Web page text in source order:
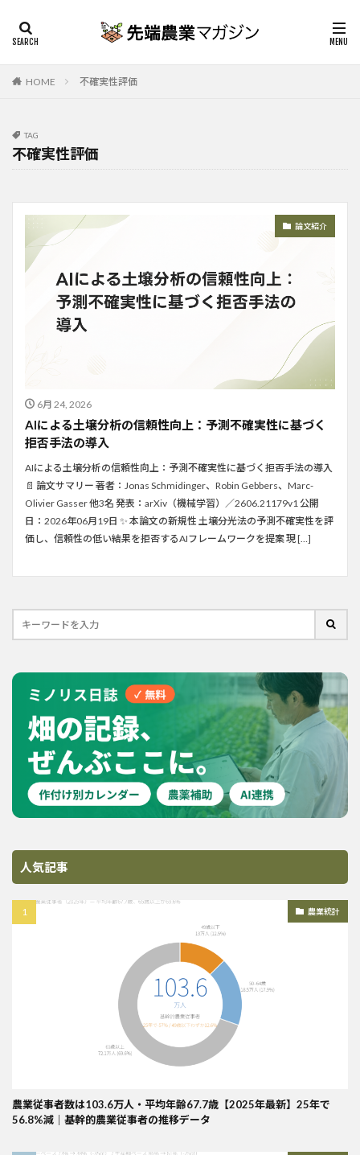
HOME 不確実性評価
TAG
不確実性評価
論文紹介
6月 24, 2026
AIによる土壌分析の信頼性向上：予測不確実性に基づく
拒否手法の導入
AIによる土壌分析の信頼性向上：予測不確実性に基づく拒否手法の導入
📄 論文サマリー 著者：Jonas Schmidinger、Robin Gebbers、Marc-
Olivier Gasser 他3名 発表：arXiv（機械学習）／2606.21179v1 公開
日：2026年06月19日 ✨ 本論文の新規性 土壌分光法の予測不確実性を評
価し、信頼性の低い結果を拒否するAIフレームワークを提案 現 […]
人気記事
農業統計
農業従事者数は103.6万人・平均年齢67.7歳【2025年最新】25年で
56.8%減｜基幹的農業従事者の推移データ